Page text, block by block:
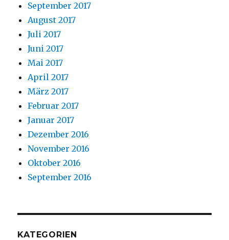
September 2017
August 2017
Juli 2017
Juni 2017
Mai 2017
April 2017
März 2017
Februar 2017
Januar 2017
Dezember 2016
November 2016
Oktober 2016
September 2016
KATEGORIEN